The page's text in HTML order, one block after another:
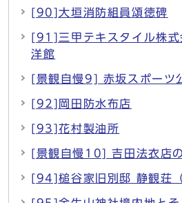
[90]大垣消防組員頌徳碑
[91]三甲テキスタイル株式
洋館
[景観自慢9] 赤坂スポーツ
[92]岡田防水布店
[93]花村製油所
[景観自慢10] 吉田法衣店
[94]槌谷家旧別邸 静観荘